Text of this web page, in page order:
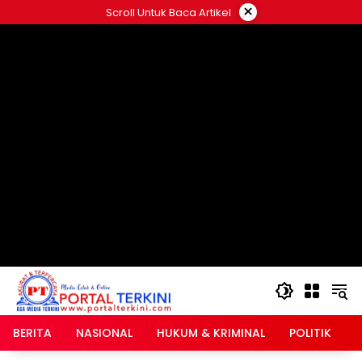
ke
Scroll Untuk Baca Artikel ×
BERITA NASIONAL HUKUM & KRIMINAL POLITIK